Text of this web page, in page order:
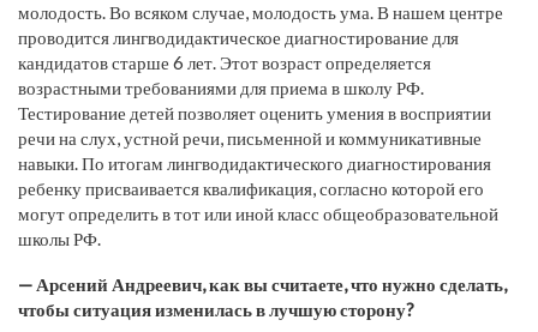
молодость. Во всяком случае, молодость ума. В нашем центре
проводится лингводидактическое диагностирование для
кандидатов старше 6 лет. Этот возраст определяется
возрастными требованиями для приема в школу РФ.
Тестирование детей позволяет оценить умения в восприятии
речи на слух, устной речи, письменной и коммуникативные
навыки. По итогам лингводидактического диагностирования
ребенку присваивается квалификация, согласно которой его
могут определить в тот или иной класс общеобразовательной
школы РФ.
— Арсений Андреевич, как вы считаете, что нужно сделать,
чтобы ситуация изменилась в лучшую сторону?